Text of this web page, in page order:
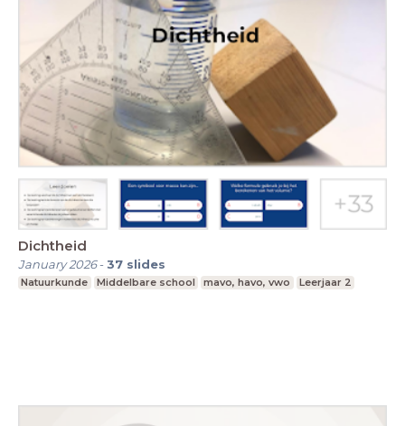
Dichtheid
January 2026-37 slides
Natuurkunde Middelbare school mavo, havo, vwo Leerjaar 2